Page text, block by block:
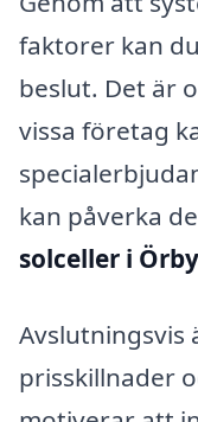
faktorer kan
beslut. Det är
vissa företag
kan påverka
solceller i
Avslutningsvis
prisskillnader